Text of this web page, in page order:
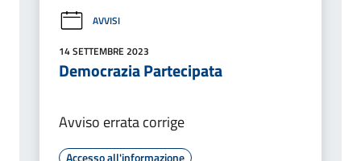
AVVISI
14 SETTEMBRE 2023
Democrazia Partecipata
Avviso errata corrige
Accesso all'informazione